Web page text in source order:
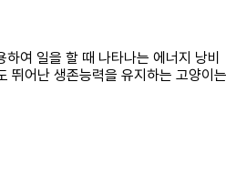
여 일을 할 때 나타나는 에너지 낭비
뛰어난 생존능력을 유지하는 고양이는